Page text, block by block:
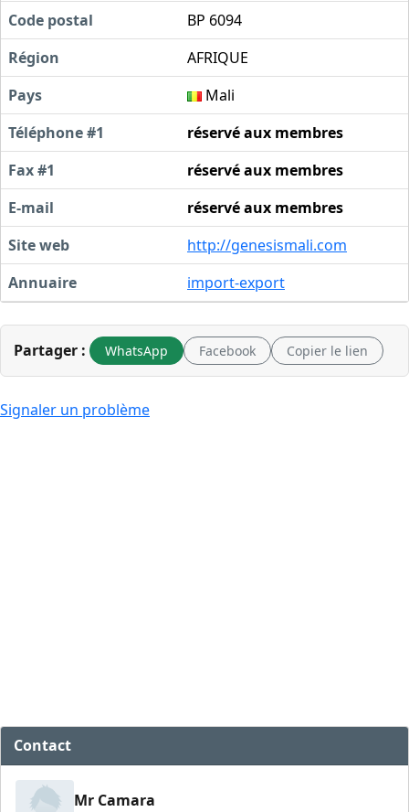
Code postal
BP 6094
Région
AFRIQUE
Pays
Mali
Téléphone #1
réservé aux membres
Fax #1
réservé aux membres
E-mail
réservé aux membres
Site web
http://genesismali.com
Annuaire
import-export
Partager : WhatsApp Facebook Copier le lien
Signaler un problème
Contact
Mr Camara